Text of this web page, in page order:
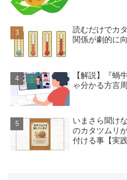
読むだけでカ
関係が劇的に
【解説】『蝸
ゃ分かる方言
いまさら聞け
のカタツムリ
付ける事【実践